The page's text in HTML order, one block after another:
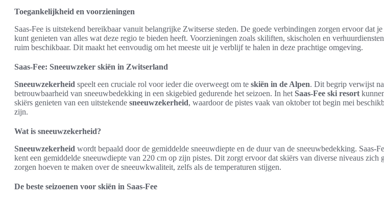
Toegankelijkheid en voorzieningen
Saas-Fee is uitstekend bereikbaar vanuit belangrijke Zwitserse steden. De goede verbindingen zorgen ervoor dat je
kunt genieten van alles wat deze regio te bieden heeft. Voorzieningen zoals skiliften, skischolen en
ruim beschikbaar. Dit maakt het eenvoudig om het meeste uit je verblijf te halen in deze prachtige omgeving.
Saas-Fee: Sneeuwzeker skiën in Zwitserland
Sneeuwzekerheid speelt een cruciale rol voor ieder die overweegt om te skiën in de Alpen. Dit begrip verwijst
betrouwbaarheid van sneeuwbedekking in een skigebied gedurende het seizoen. In het Saas-Fee ski resort
skiërs genieten van een uitstekende sneeuwzekerheid, waardoor de pistes vaak van oktober tot begin mei
zijn.
Wat is sneeuwzekerheid?
Sneeuwzekerheid wordt bepaald door de gemiddelde sneeuwdiepte en de duur van de sneeuwbedekking. Saas-
kent een gemiddelde sneeuwdiepte van 220 cm op zijn pistes. Dit zorgt ervoor dat skiërs van diverse niveaus zich
zorgen hoeven te maken over de sneeuwkwaliteit, zelfs als de temperaturen stijgen.
De beste seizoenen voor skiën in Saas-Fee